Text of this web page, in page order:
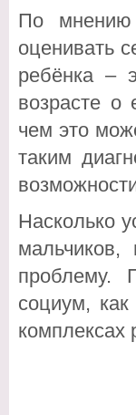
По мнению
оценивать
ребёнка –
возрасте о
чем это
таким
Насколько
мальчиков,
проблему.
социум,
комплексах